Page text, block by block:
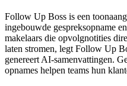
Follow Up Boss is een
ingebouwde gespreksopname
makelaars die opvolgnotities
laten stromen, legt Follow Up
genereert AI-samenvattingen.
opnames helpen teams hun